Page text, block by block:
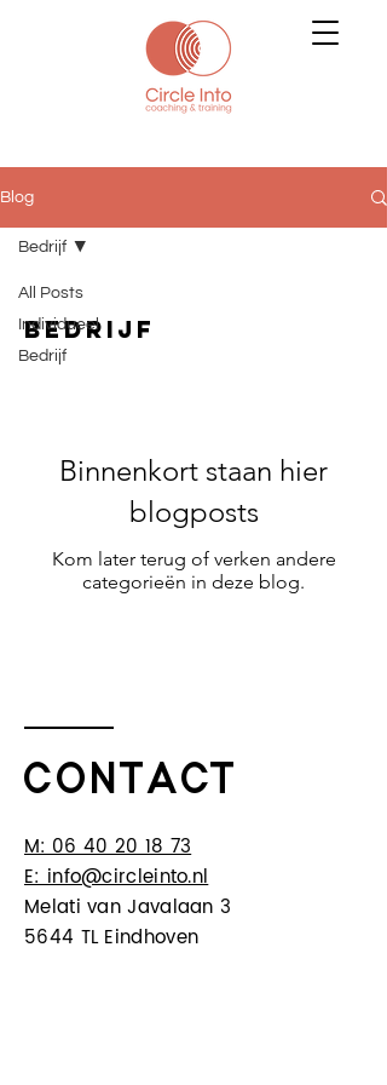
Blog
All Posts
Individueel
Bedrijf
Bedrijf
Bedrijf
Binnenkort staan hier
blogposts
Kom later terug of verken andere
categorieën in deze blog.
CONTACT
M: ​06 40 20 18 73
E: info@circleinto.nl
Melati van Javalaan 3
5644 TL Eindhoven